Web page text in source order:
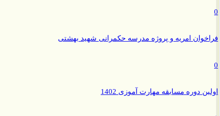
امریه و پروژه مدرسه حکمرانی شهید بهشتی
دوره مسابقه مهارت آموزی 1402